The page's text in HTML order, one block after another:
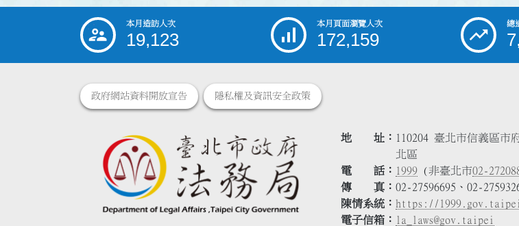
::: 本月造訪人次
19,123
本月頁面瀏覽人次
172,159
總
政府網站資料開放宣告 隱私權及資訊安全政策
地 址
110204 臺北市信義區市
北區
電 話
1999 (非臺北市02-
傳 真
02-27596695、02-
陳情系統
https://1999.gov.taipei
電子信箱
la_laws@gov.taipei